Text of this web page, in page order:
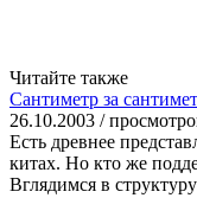
Читайте также
Сантиметр за
26.10.2003 /
Есть древнее
китах. Но кто же
Вглядимся в